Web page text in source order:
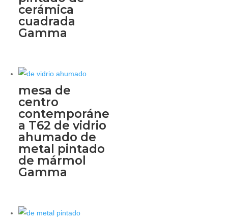
cerámica
cuadrada
Gamma
mesa de
centro
contemporáne
a T62 de vidrio
ahumado de
metal pintado
de mármol
Gamma